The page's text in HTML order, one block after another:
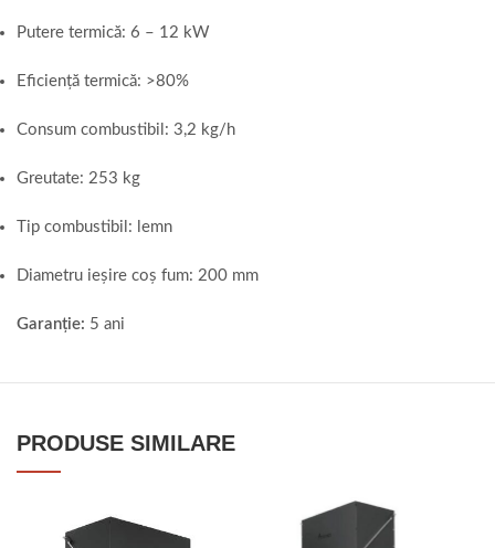
Putere termică: 6 – 12 kW
Eficiență termică: >80%
Consum combustibil: 3,2 kg/h
Greutate: 253 kg
Tip combustibil: lemn
Diametru ieșire coș fum: 200 mm
Garanție: 5 ani
PRODUSE SIMILARE